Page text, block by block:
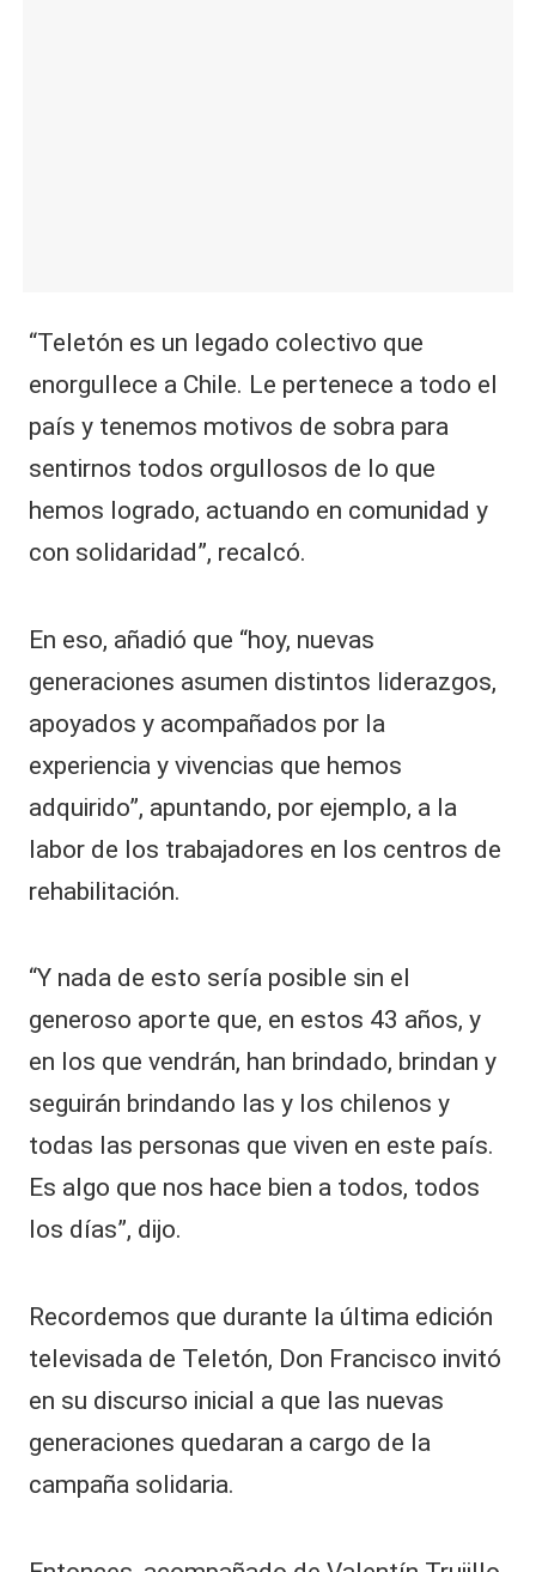
“Teletón es un legado colectivo que
enorgullece a Chile. Le pertenece a todo el
país y tenemos motivos de sobra para
sentirnos todos orgullosos de lo que
hemos logrado, actuando en comunidad y
con solidaridad”, recalcó.
En eso, añadió que “hoy, nuevas
generaciones asumen distintos liderazgos,
apoyados y acompañados por la
experiencia y vivencias que hemos
adquirido”, apuntando, por ejemplo, a la
labor de los trabajadores en los centros de
rehabilitación.
“Y nada de esto sería posible sin el
generoso aporte que, en estos 43 años, y
en los que vendrán, han brindado, brindan y
seguirán brindando las y los chilenos y
todas las personas que viven en este país.
Es algo que nos hace bien a todos, todos
los días”, dijo.
Recordemos que durante la última edición
televisada de Teletón, Don Francisco invitó
en su discurso inicial a que las nuevas
generaciones quedaran a cargo de la
campaña solidaria.